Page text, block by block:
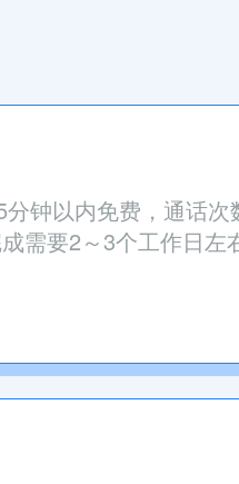
分钟以内免费，通话
需要2～3个工作日